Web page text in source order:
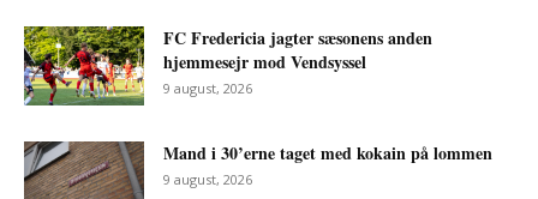
FC Fredericia jagter sæsonens anden
hjemmesejr mod Vendsyssel
9 august, 2026
Mand i 30’erne taget med kokain på lommen
9 august, 2026